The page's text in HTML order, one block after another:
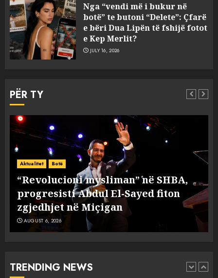
Nga “vendi më i bukur në
botë” te butoni “Delete”: Çfarë
e bëri Dua Lipën të fshijë fotot
e Kep Merlit?
JULY 16, 2026
PËR TY
Aktualitet Botë
“Revolucioni mysliman” në SHBA,
progresisti Abdul El-Sayed fiton
zgjedhjet në Miçigan
AUGUST 6, 2026
TRENDING NEWS
4
autoriteteve shqiptare për
ekstradimin e Ermal Beqirit
nga Franca
AUGUST 6, 2026
5
1
A ishte i orkestruar politikisht
dhe kush mban përgjegjësi
për mësymjen kufitare në
Ceuta?
AUGUST 6, 2026
2
“Revolucioni mysliman” në
AUGUST 6, 2026